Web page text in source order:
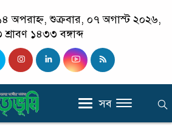
অপরাহ্ন, শুক্রবার, ০৭ অগাস্ট ২০২৬,
১৪৩৩ বঙ্গাব্দ
সব